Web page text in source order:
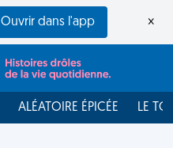
Ouvrir dans l'app ×
ALÉATOIRE ÉPICÉE LE